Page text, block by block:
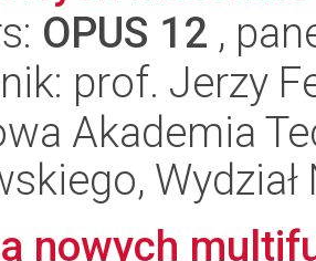
OPUS 12 ,
prof. Jerzy
Akademia
nowych